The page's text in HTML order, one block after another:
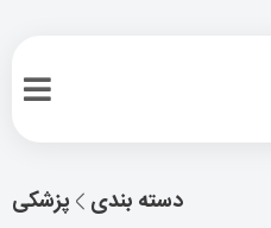
پزشکی دسته بندی